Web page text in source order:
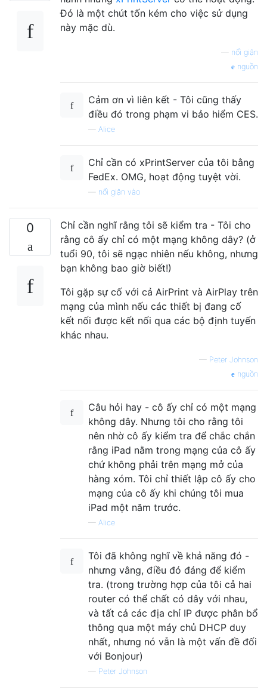
Đó là một chút tốn kém cho việc sử dụng
này mặc dù.
nổi giận
nguồn
Cảm ơn vì liên kết - Tôi cũng thấy
điều đó trong phạm vi bảo hiểm CES.
— Alice
Chỉ cần có xPrintServer của tôi bằng
FedEx. OMG, hoạt động tuyệt vời.
nổi giận vào
0
Chỉ cần nghĩ rằng tôi sẽ kiểm tra - Tôi cho
rằng cô ấy chỉ có một mạng không dây? (ở
tuổi 90, tôi sẽ ngạc nhiên nếu không, nhưng
bạn không bao giờ biết!)
Tôi gặp sự cố với cả AirPrint và AirPlay trên
mạng của mình nếu các thiết bị đang cố
kết nối được kết nối qua các bộ định tuyến
khác nhau.
— Peter Johnson
nguồn
Câu hỏi hay - cô ấy chỉ có một mạng
không dây. Nhưng tôi cho rằng tôi
nên nhờ cô ấy kiểm tra để chắc chắn
rằng iPad nằm trong mạng của cô ấy
chứ không phải trên mạng mở của
hàng xóm. Tôi chỉ thiết lập cô ấy cho
mạng của cô ấy khi chúng tôi mua
iPad một năm trước.
— Alice
Tôi đã không nghĩ về khả năng đó -
nhưng vâng, điều đó đáng để kiểm
tra. (trong trường hợp của tôi cả hai
router có thể chất có dây với nhau,
và tất cả các địa chỉ IP được phân bổ
thông qua một máy chủ DHCP duy
nhất, nhưng nó vẫn là một vấn đề đối
với Bonjour)
— Peter Johnson